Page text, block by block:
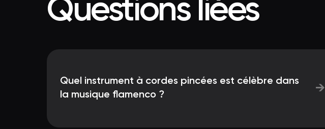
Questions liées
Quel instrument à cordes pincées est célèbre dans
la musique flamenco ?
→